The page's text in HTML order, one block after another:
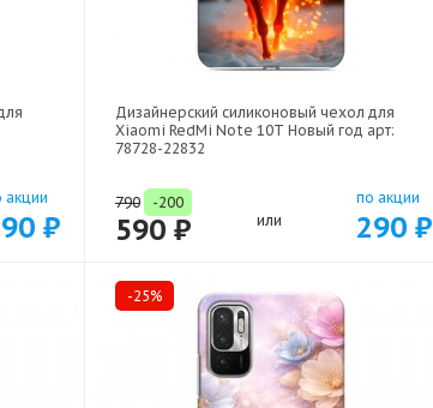
акции
₽
Дизайнерский силиконовый чехол для
Xiaomi RedMi Note 10T Новый год арт:
78728-22832
790 -200
590 ₽ или
по акции
290 ₽
-25%